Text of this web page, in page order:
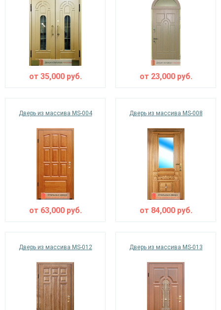
от 35,000руб. от 23,000руб.
Дверь из массива MS-004
от 63,000руб.
Дверь из массива MS-008
от 84,000руб.
Дверь из массива MS-012 Дверь из массива MS-013